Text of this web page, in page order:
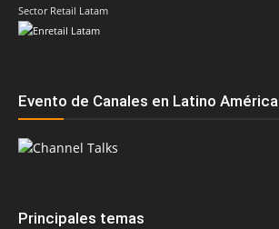
Sector Retail Latam
Evento de Canales en Latino América
Principales temas